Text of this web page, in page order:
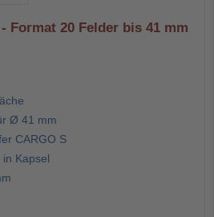
Format 20 Felder bis 41 mm
Ø 41 mm
CARGO S
Kapsel